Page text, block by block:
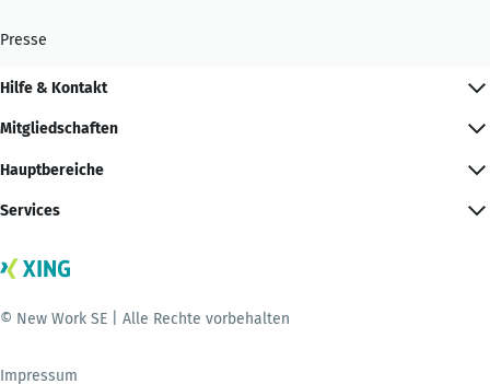
Presse
Hilfe & Kontakt
Mitgliedschaften
Hauptbereiche
Services
© New Work SE | Alle Rechte vorbehalten
Impressum